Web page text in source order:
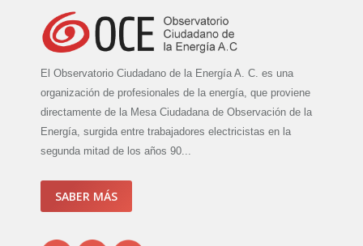
El Observatorio Ciudadano de la Energía A. C. es una
organización de profesionales de la energía, que proviene
directamente de la Mesa Ciudadana de Observación de la
Energía, surgida entre trabajadores electricistas en la
segunda mitad de los años 90...
SABER MÁS